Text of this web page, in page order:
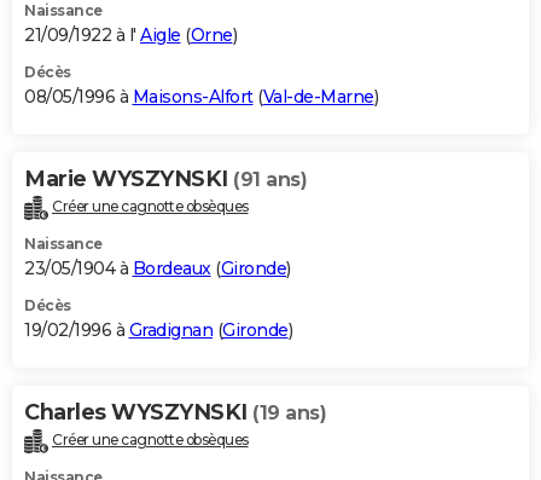
Naissance
21/09/1922 à l' Aigle (Orne)
Décès
08/05/1996 à Maisons-Alfort(Val-de-Marne)
Marie WYSZYNSKI (91 ans)
Créer une cagnotte obsèques
Naissance
23/05/1904 à Bordeaux(Gironde)
Décès
19/02/1996 à Gradignan (Gironde)
Charles WYSZYNSKI (19 ans)
Créer une cagnotte obsèques